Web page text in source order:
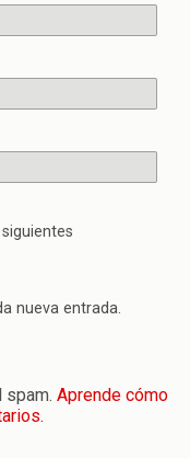
nueva entrada.
spam. Aprende cómo